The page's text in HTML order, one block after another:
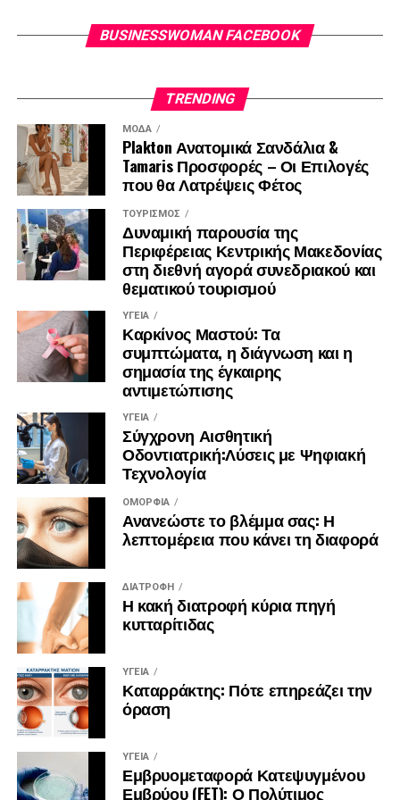
BUSINESSWOMAN FACEBOOK
TRENDING
ΜΌΔΑ
Plakton Ανατομικά Σανδάλια &
Tamaris Προσφορές – Οι Επιλογές
που θα Λατρέψεις Φέτος
ΤΟΥΡΙΣΜΌΣ
Δυναμική παρουσία της
Περιφέρειας Κεντρικής Μακεδονίας
στη διεθνή αγορά συνεδριακού και
θεματικού τουρισμού
ΥΓΕΊΑ
Καρκίνος Μαστού: Τα
συμπτώματα, η διάγνωση και η
σημασία της έγκαιρης
αντιμετώπισης
ΥΓΕΊΑ
Σύγχρονη Αισθητική
Οδοντιατρική:Λύσεις με Ψηφιακή
Τεχνολογία
ΟΜΟΡΦΙΆ
Ανανεώστε το βλέμμα σας: Η
λεπτομέρεια που κάνει τη διαφορά
ΔΙΑΤΡΟΦΉ
Η κακή διατροφή κύρια πηγή
κυτταρίτιδας
ΥΓΕΊΑ
Καταρράκτης: Πότε επηρεάζει την
όραση
ΥΓΕΊΑ
Εμβρυομεταφορά Κατεψυγμένου
Εμβρύου (FET): Ο Πολύτιμος